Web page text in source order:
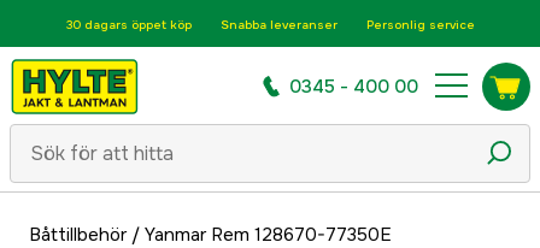
30 dagars öppet köp Snabba leveranser Personlig service
0345 - 400 00
Båttillbehör/ Yanmar Rem 128670-77350E